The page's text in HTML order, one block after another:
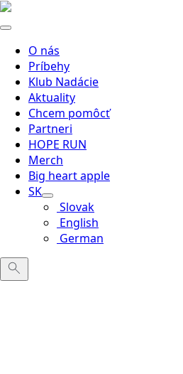
O nás
Príbehy
Klub Nadácie
Aktuality
Chcem pomôcť
Partneri
HOPE RUN
Merch
Big heart apple
SK
Slovak
English
German